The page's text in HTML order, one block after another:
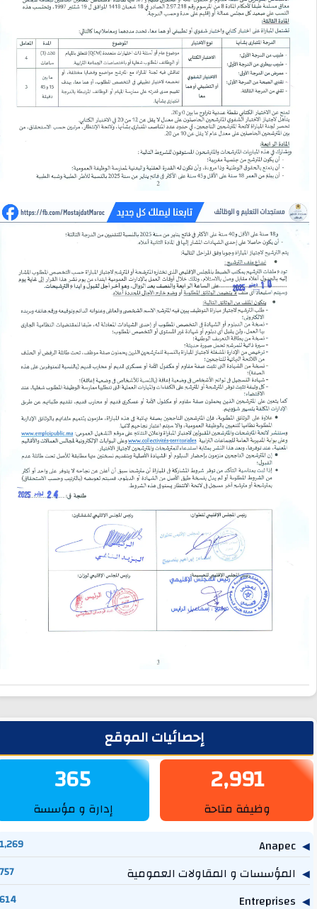
إحصائيات الموقع
2,991
وظيفة متاحة
365
إدارة و مؤسسة
Anapec
1,269
المؤسسات و المقاولات العمومية 757
Entreprises
614